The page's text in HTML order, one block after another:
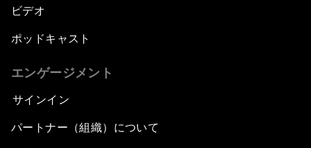
ビデオ
ポッドキャスト
エンゲージメント
サインイン
パートナー（組織）について